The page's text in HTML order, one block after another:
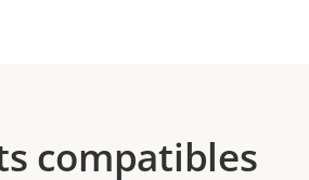
compatibles